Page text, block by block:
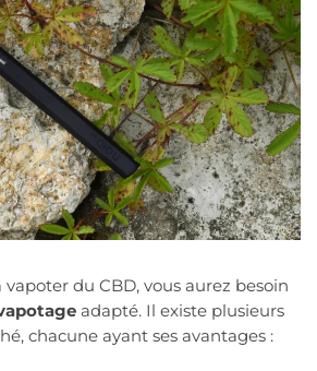
du CBD, vous aurez besoin
adapté. Il existe plusieurs
chacune ayant ses avantages :